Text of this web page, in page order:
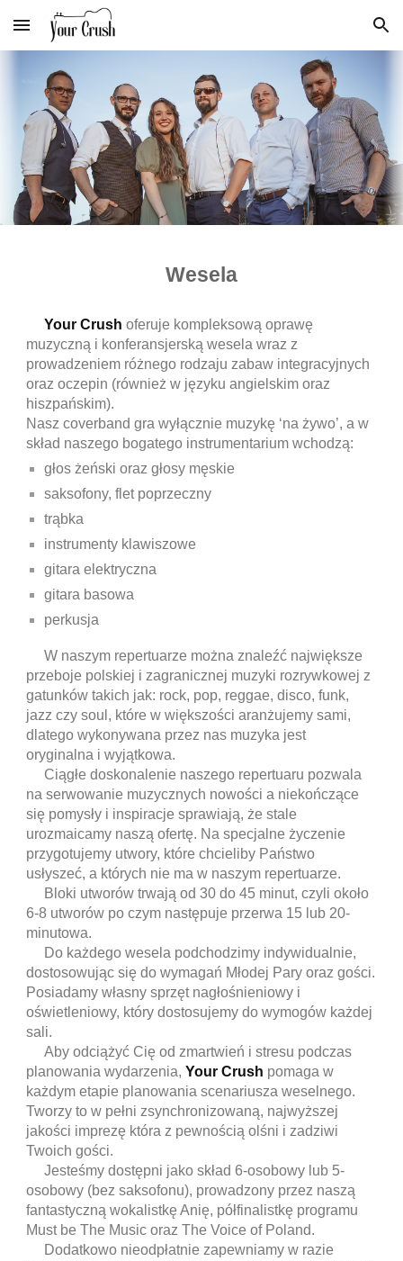
Skip to main content Skip to navigation
Wesela
Your Crush oferuje kompleksową oprawę
muzyczną i konferansjerską wesela wraz z
prowadzeniem różnego rodzaju zabaw integracyjnych
oraz oczepin (również w języku angielskim oraz
hiszpańskim).
Nasz coverband gra wyłącznie muzykę ‘na żywo’, a w
skład naszego bogatego instrumentarium wchodzą:
głos żeński oraz głosy męskie
saksofony, flet poprzeczny
trąbka
instrumenty klawiszowe
gitara elektryczna
gitara basowa
perkusja
W naszym repertuarze można znaleźć największe
przeboje polskiej i zagranicznej muzyki rozrywkowej z
gatunków takich jak: rock, pop, reggae, disco, funk,
jazz czy soul, które w większości aranżujemy sami,
dlatego wykonywana przez nas muzyka jest
oryginalna i wyjątkowa.
Ciągłe doskonalenie naszego repertuaru pozwala
na serwowanie muzycznych nowości a niekończące
się pomysły i inspiracje sprawiają, że stale
urozmaicamy naszą ofertę. Na specjalne życzenie
przygotujemy utwory, które chcieliby Państwo
usłyszeć, a których nie ma w naszym repertuarze.
Bloki utworów trwają od 30 do 45 minut, czyli około
6-8 utworów po czym następuje przerwa 15 lub 20-
minutowa.
Do każdego wesela podchodzimy indywidualnie,
dostosowując się do wymagań Młodej Pary oraz gości.
Posiadamy własny sprzęt nagłośnieniowy i
oświetleniowy, który dostosujemy do wymogów każdej
sali.
Aby odciążyć Cię od zmartwień i stresu podczas
planowania wydarzenia,Your Crush pomaga w
każdym etapie planowania scenariusza weselnego.
Tworzy to w pełni zsynchronizowaną, najwyższej
jakości imprezę która z pewnością olśni i zadziwi
Twoich gości.
Jesteśmy dostępni jako skład 6-osobowy lub 5-
osobowy (bez saksofonu), prowadzony przez naszą
fantastyczną wokalistkę Anię, półfinalistkę programu
Must be The Music oraz The Voice of Poland.
Dodatkowo nieodpłatnie zapewniamy w razie